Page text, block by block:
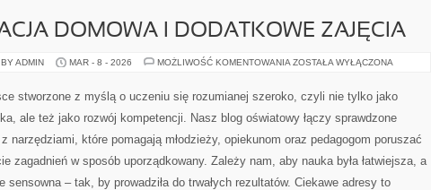
DOMOWA I DODATKOWE ZAJĘCIA
ADMIN MAR - 8 - 2026 MOŻLIWOŚĆ KOMENTOWANIA EDUKACJA
DODATKOWE
ZAJĘCIA
ZOSTAŁA WYŁĄCZONA
stworzone z myślą o uczeniu się rozumianej szeroko, czyli nie tylko jako
ale też jako rozwój kompetencji. Nasz blog oświatowy łączy sprawdzone
narzędziami, które pomagają młodzieży, opiekunom oraz pedagogom poruszać
zagadnień w sposób uporządkowany. Zależy nam, aby nauka była łatwiejsza, a
sensowna – tak, by prowadziła do trwałych rezultatów. Ciekawe adresy to